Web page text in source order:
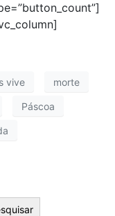
vive morte
Páscoa